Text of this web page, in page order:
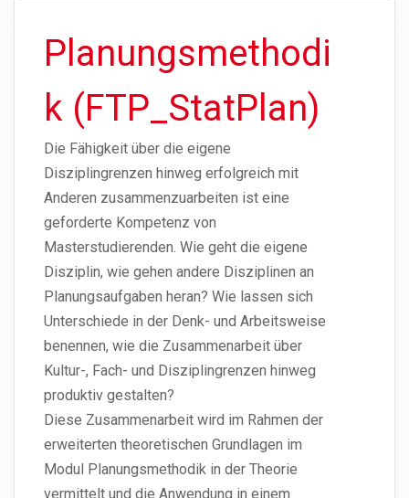
Planungsmethodi
k (FTP_StatPlan)
Die Fähigkeit über die eigene
Disziplingrenzen hinweg erfolgreich mit
Anderen zusammenzuarbeiten ist eine
geforderte Kompetenz von
Masterstudierenden. Wie geht die eigene
Disziplin, wie gehen andere Disziplinen an
Planungsaufgaben heran? Wie lassen sich
Unterschiede in der Denk- und Arbeitsweise
benennen, wie die Zusammenarbeit über
Kultur-, Fach- und Disziplingrenzen hinweg
produktiv gestalten?
Diese Zusammenarbeit wird im Rahmen der
erweiterten theoretischen Grundlagen im
Modul Planungsmethodik in der Theorie
vermittelt und die Anwendung in einem